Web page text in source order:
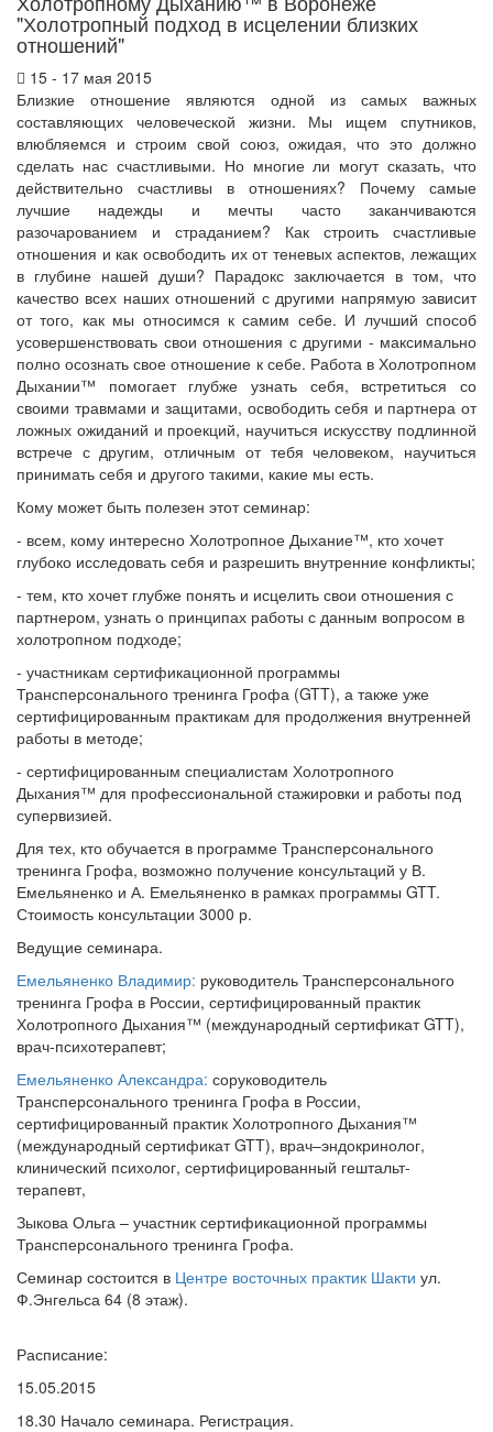
"Холотропный подход в исцелении близких
отношений"
15 - 17 мая 2015
Близкие отношение являются одной из самых важных
составляющих человеческой жизни. Мы ищем спутников,
влюбляемся и строим свой союз, ожидая, что это должно
сделать нас счастливыми. Но многие ли могут сказать, что
действительно счастливы в отношениях? Почему самые
лучшие надежды и мечты часто заканчиваются
разочарованием и страданием? Как строить счастливые
отношения и как освободить их от теневых аспектов, лежащих
в глубине нашей души? Парадокс заключается в том, что
качество всех наших отношений с другими напрямую зависит
от того, как мы относимся к самим себе. И лучший способ
усовершенствовать свои отношения с другими - максимально
полно осознать свое отношение к себе. Работа в Холотропном
Дыхании™ помогает глубже узнать себя, встретиться со
своими травмами и защитами, освободить себя и партнера от
ложных ожиданий и проекций, научиться искусству подлинной
встрече с другим, отличным от тебя человеком, научиться
принимать себя и другого такими, какие мы есть.
Кому может быть полезен этот семинар:
- всем, кому интересно Холотропное Дыхание™, кто хочет
глубоко исследовать себя и разрешить внутренние конфликты;
- тем, кто хочет глубже понять и исцелить свои отношения с
партнером, узнать о принципах работы с данным вопросом в
холотропном подходе;
- участникам сертификационной программы
Трансперсонального тренинга Грофа (GTT), а также уже
сертифицированным практикам для продолжения внутренней
работы в методе;
- сертифицированным специалистам Холотропного
Дыхания™ для профессиональной стажировки и работы под
супервизией.
Для тех, кто обучается в программе Трансперсонального
тренинга Грофа, возможно получение консультаций у В.
Емельяненко и А. Емельяненко в рамках программы GTT.
Стоимость консультации 3000 р.
Ведущие семинара.
Емельяненко Владимир: руководитель Трансперсонального
тренинга Грофа в России, сертифицированный практик
Холотропного Дыхания™ (международный сертификат GTT),
врач-психотерапевт;
Емельяненко Александра: соруководитель
Трансперсонального тренинга Грофа в России,
сертифицированный практик Холотропного Дыхания™
(международный сертификат GTT), врач–эндокринолог,
клинический психолог, сертифицированный гештальт-
терапевт,
Зыкова Ольга – участник сертификационной программы
Трансперсонального тренинга Грофа.
Семинар состоится в Центре восточных практик Шакти ул.
Ф.Энгельса 64 (8 этаж).
Расписание:
15.05.2015
18.30 Начало семинара. Регистрация.